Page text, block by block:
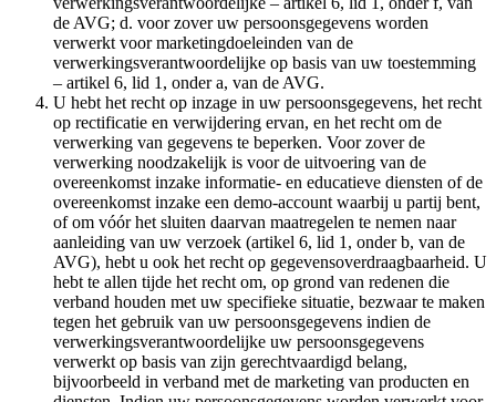
de AVG; d. voor zover uw persoonsgegevens worden
verwerkt voor marketingdoeleinden van de
verwerkingsverantwoordelijke op basis van uw toestemming
– artikel 6, lid 1, onder a, van de AVG.
U hebt het recht op inzage in uw persoonsgegevens, het recht
op rectificatie en verwijdering ervan, en het recht om de
verwerking van gegevens te beperken. Voor zover de
verwerking noodzakelijk is voor de uitvoering van de
overeenkomst inzake informatie- en educatieve diensten of de
overeenkomst inzake een demo-account waarbij u partij bent,
of om vóór het sluiten daarvan maatregelen te nemen naar
aanleiding van uw verzoek (artikel 6, lid 1, onder b, van de
AVG), hebt u ook het recht op gegevensoverdraagbaarheid. U
hebt te allen tijde het recht om, op grond van redenen die
verband houden met uw specifieke situatie, bezwaar te maken
tegen het gebruik van uw persoonsgegevens indien de
verwerkingsverantwoordelijke uw persoonsgegevens
verwerkt op basis van zijn gerechtvaardigd belang,
bijvoorbeeld in verband met de marketing van producten en